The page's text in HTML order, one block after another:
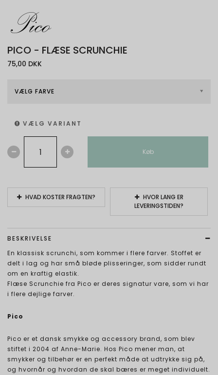
PICO - FLÆSE SCRUNCHIE
75,00 DKK
VÆLG FARVE
VÆLG VARIANT
Køb
HVAD KOSTER FRAGTEN?
HVOR LANG ER
LEVERINGSTIDEN?
BESKRIVELSE
En klassisk scrunchi, som kommer i flere farver. Stoffet er
delt i lag og har små bløde plisseringer, som sidder rundt
om en kraftig elastik.
Flæse Scrunchie fra Pico er deres signatur vare, som vi har
i flere dejlige farver.
Pico
Pico er et dansk smykke og accessory brand, som blev
stiftet i 2004 af Anne-Marie. Hos Pico mener man, at
smykker og tilbehør er en perfekt måde at udtrykke sig på,
og hvornår og hvordan de skal bæres er meget individuelt.